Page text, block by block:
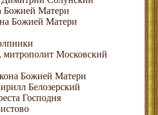
Божией Матери
Божией Матери
митрополит Московский
Божией Матери
Белозерский
Господня